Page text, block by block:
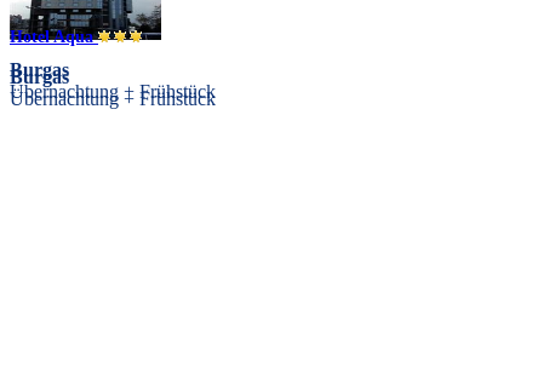
Burgas
Übernachtung + Frühstück
Hotel Aqua
Burgas
Übernachtung + Frühstück